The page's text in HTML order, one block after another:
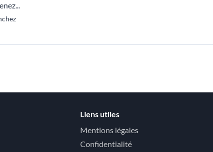
Liens utiles
Mentions légales
Confidentialité